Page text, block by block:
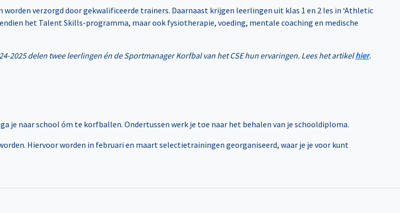
verzorgd door gekwalificeerde trainers. Daarnaast krijgen leerlingen uit klas 1 en 2 les in ‘Athletic
het Talent Skills-programma, maar ook fysiotherapie, voeding, mentale coaching en medische
2025 delen twee leerlingen én de Sportmanager Korfbal van het CSE hun ervaringen. Lees het artikelhier.
je naar school óm te korfballen. Ondertussen werk je toe naar het behalen van je schooldiploma.
Hiervoor worden in februari en maart selectietrainingen georganiseerd, waar je je voor kunt